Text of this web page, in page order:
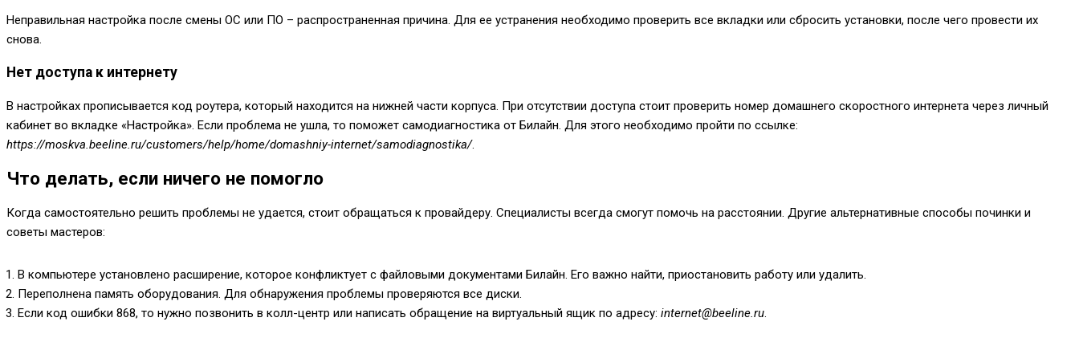
Неправильная настройка после смены ОС или ПО – распространенная причина. Для ее устранения необходимо проверить все вкладки или сбросить установки, после чего провести их
снова.
Нет доступа к интернету
В настройках прописывается код роутера, который находится на нижней части корпуса. При отсутствии доступа стоит проверить номер домашнего скоростного интернета через личный
кабинет во вкладке «Настройка». Если проблема не ушла, то поможет самодиагностика от Билайн. Для этого необходимо пройти по ссылке:
https://moskva.beeline.ru/customers/help/home/domashniy-internet/samodiagnostika/.
Что делать, если ничего не помогло
Когда самостоятельно решить проблемы не удается, стоит обращаться к провайдеру. Специалисты всегда смогут помочь на расстоянии. Другие альтернативные способы починки и
советы мастеров:
В компьютере установлено расширение, которое конфликтует с файловыми документами Билайн. Его важно найти, приостановить работу или удалить.
Переполнена память оборудования. Для обнаружения проблемы проверяются все диски.
Если код ошибки 868, то нужно позвонить в колл-центр или написать обращение на виртуальный ящик по адресу: internet@beeline.ru.